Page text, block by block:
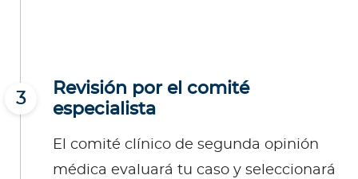
3
Revisión por el comité
especialista
El comité clínico de segunda opinión
médica evaluará tu caso y seleccionará